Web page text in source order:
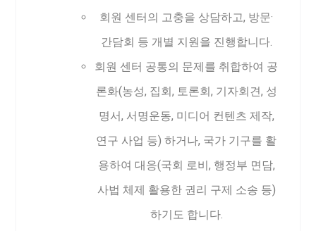
회원 센터의 고충을 상담하고, 방문·
간담회 등 개별 지원을 진행합니다.
회원 센터 공통의 문제를 취합하여 공
론화(농성, 집회, 토론회, 기자회견, 성
명서, 서명운동, 미디어 컨텐츠 제작,
연구 사업 등) 하거나, 국가 기구를 활
용하여 대응(국회 로비, 행정부 면담,
사법 체제 활용한 권리 구제 소송 등)
하기도 합니다.